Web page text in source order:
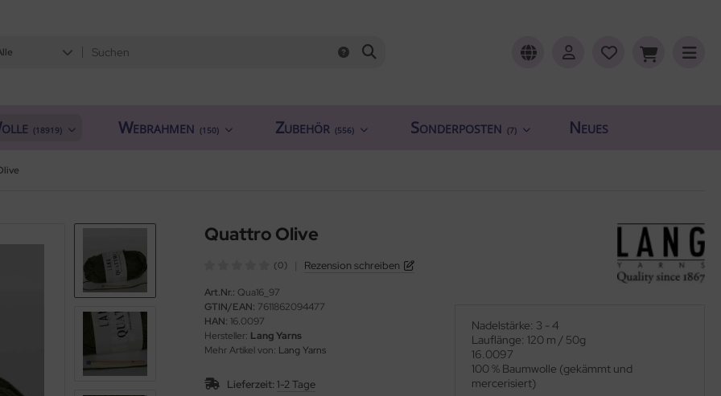
(18919) Webrahmen (150) Zubehör (556) Sonderposten (7) Neues
Quattro Olive
(0) Rezension schreiben
Art.Nr.: Qua16_97
GTIN/EAN: 7611862094477
HAN: 16.0097
Hersteller: Lang Yarns
Mehr Artikel von: Lang Yarns
Lieferzeit: 1-2 Tage
Nadelstärke: 3 - 4
Lauflänge: 120 m / 50g
16.0097
100 % Baumwolle (gekämmt und
mercerisiert)